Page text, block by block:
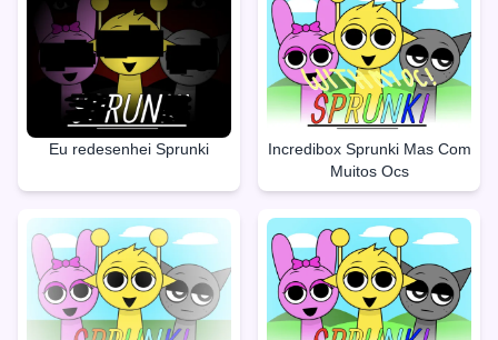
Eu redesenhei Sprunki
Incredibox Sprunki Mas Com
Muitos Ocs